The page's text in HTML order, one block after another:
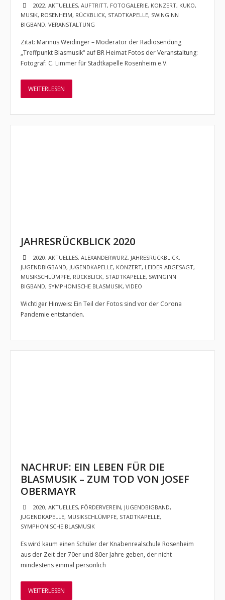
2022,AKTUELLES,AUFTRITT, FOTOGALERIE, KONZERT, KUKO,
MUSIK, ROSENHEIM, RÜCKBLICK, STADTKAPELLE, SWINGINN
BIGBAND, VERANSTALTUNG
Zitat: Marinus Weidinger – Moderator der Radiosendung
„Treffpunkt Blasmusik“ auf BR Heimat Fotos der Veranstaltung:
Fotograf: C. Limmer für Stadtkapelle Rosenheim e.V.
WEITERLESEN
JAHRESRÜCKBLICK 2020
2020,AKTUELLES,ALEXANDERWURZ, JAHRESRÜCKBLICK,
JUGENDBIGBAND, JUGENDKAPELLE, KONZERT, LEIDER ABGESAGT,
MUSIKSCHLÜMPFE, RÜCKBLICK, STADTKAPELLE, SWINGINN
BIGBAND, SYMPHONISCHE BLASMUSIK, VIDEO
Wichtiger Hinweis: Ein Teil der Fotos sind vor der Corona
Pandemie entstanden.
NACHRUF: EIN LEBEN FÜR DIE
BLASMUSIK – ZUM TOD VON JOSEF
OBERMAYR
2020,AKTUELLES, FÖRDERVEREIN, JUGENDBIGBAND,
JUGENDKAPELLE, MUSIKSCHLÜMPFE, STADTKAPELLE,
SYMPHONISCHE BLASMUSIK
Es wird kaum einen Schüler der Knabenrealschule Rosenheim
aus der Zeit der 70er und 80er Jahre geben, der nicht
mindestens einmal persönlich
WEITERLESEN